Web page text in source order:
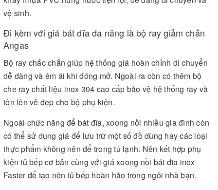
vệ sinh.
Đi kèm với giá bát đĩa đa năng là bộ ray giảm chấn
Angas
Bộ ray chắc chắn giúp hệ thống giá hoàn chỉnh di chuyển
dễ dàng và êm ái khi đóng mở. Ngoài ra còn có thêm bộ
che ray chất liệu inox 304 cao cấp bảo vệ hệ thống ray và
tôn lên vẻ đẹp cho bộ phụ kiện.
Ngoài chức năng để bát đĩa, xoong nồi nhiều gia đình còn
có thể sử dụng giá để lưu trữ một số đồ dùng hay các loại
thực phẩm không nên để trong tủ lạnh. Nên kết hợp phụ
kiện tủ bếp cơ bản cùng với giá xoong nồi bát đĩa inox
Faster để tạo nên tủ bếp hoàn hảo trong ngôi nhà bạn.